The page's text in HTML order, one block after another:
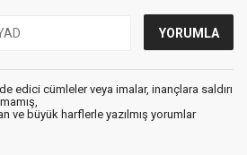
edici cümleler veya imalar, inançlara saldırı
ve büyük harflerle yazılmış yorumlar